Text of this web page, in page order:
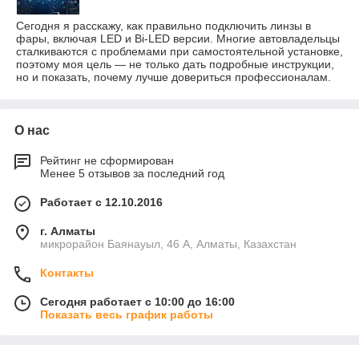
Сегодня я расскажу, как правильно подключить линзы в
фары, включая LED и Bi-LED версии. Многие автовладельцы
сталкиваются с проблемами при самостоятельной установке,
поэтому моя цель — не только дать подробные инструкции,
но и показать, почему лучше довериться профессионалам.
О нас
Рейтинг не сформирован
Менее 5 отзывов за последний год
Работает с 12.10.2016
г. Алматы
микрорайон Баянауыл, 46 А, Алматы, Казахстан
Контакты
Сегодня работает с 10:00 до 16:00
Показать весь график работы